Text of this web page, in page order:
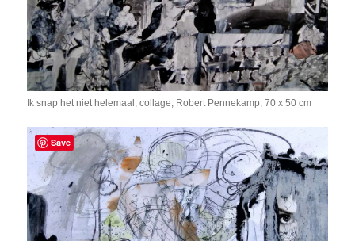
Ik snap het niet helemaal, collage, Robert Pennekamp, 70 x 50 cm
Save